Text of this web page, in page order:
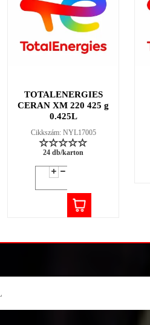
TOTALENERGIES
CERAN XM 220 425 g
0.425L
Cikkszám: NYL17005
24 db/karton